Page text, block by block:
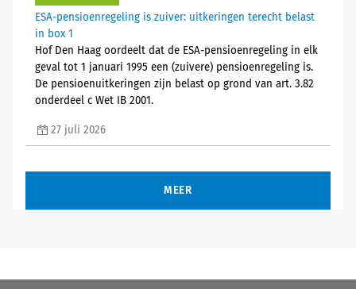
ESA-pensioenregeling is zuiver: uitkeringen terecht belast
in box 1
Hof Den Haag oordeelt dat de ESA-pensioenregeling in elk
geval tot 1 januari 1995 een (zuivere) pensioenregeling is.
De pensioenuitkeringen zijn belast op grond van art. 3.82
onderdeel c Wet IB 2001.
27 juli 2026
MEER